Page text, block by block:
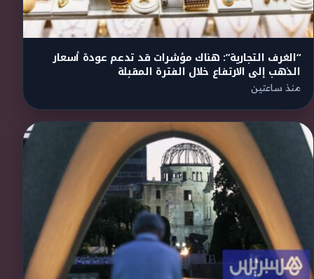
“الغرف التجارية”: هناك مؤشرات قد تدعم عودة أسعار
الذهب إلى الارتفاع خلال الفترة المقبلة
منذ ساعتين